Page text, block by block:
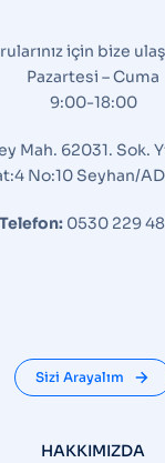
için bize
Pazartesi – Cuma
9:00-18:00
Mah. 62031. Sok.
No:10 Seyhan/
Telefon:0530 229
Sizi Arayalım
HAKKIMIZDA